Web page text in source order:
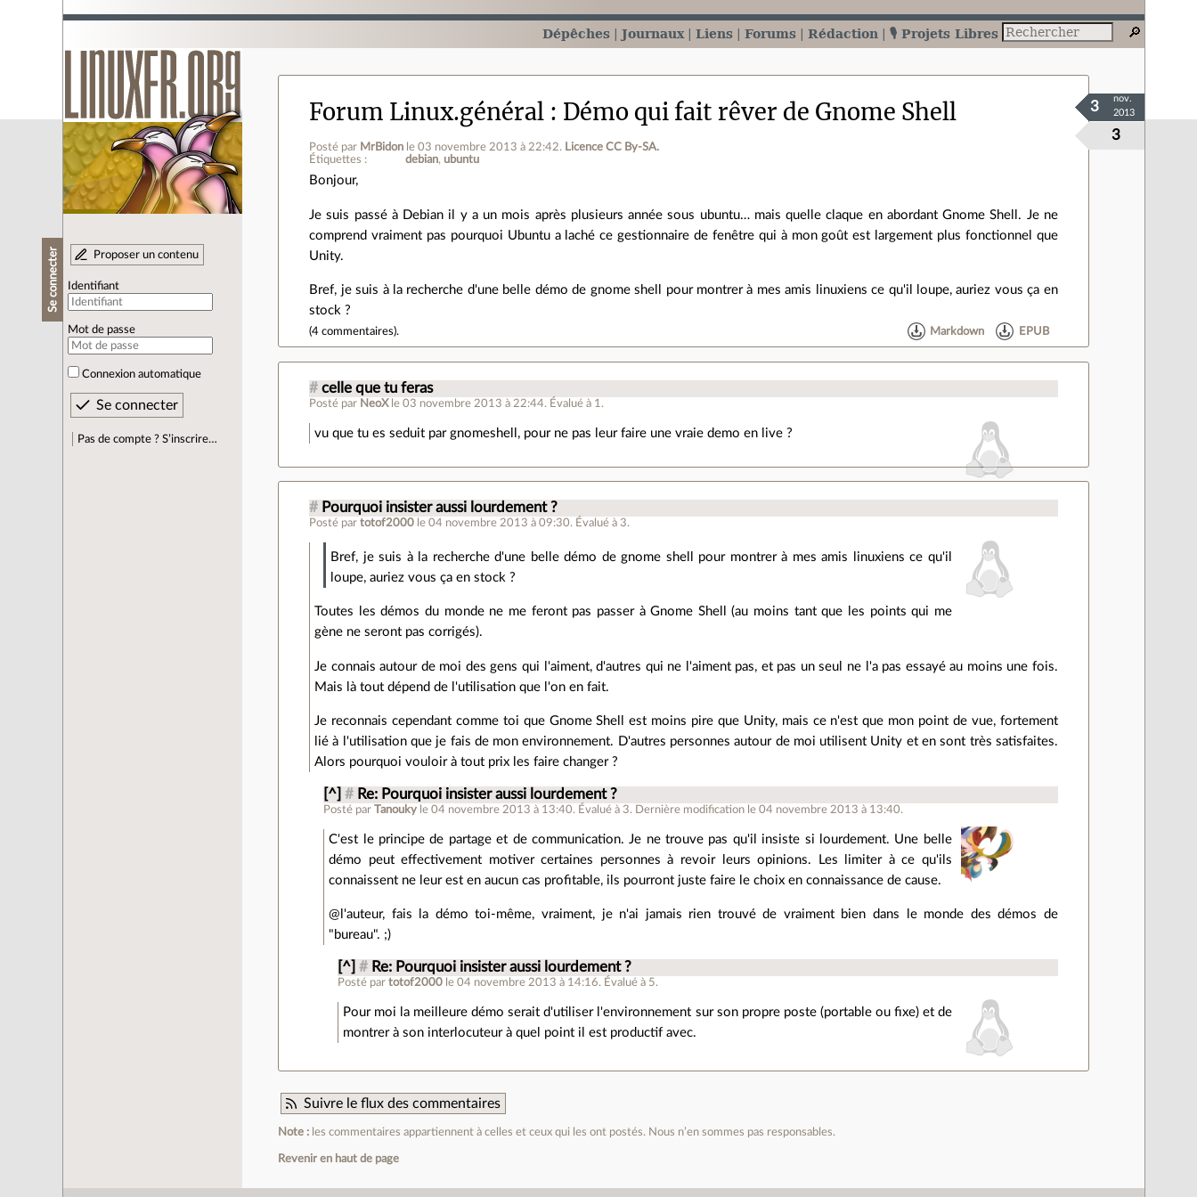
Dépêches Journaux Liens Forums Rédaction 🎙️ Projets Libres
Se connecter Proposer un contenu
Identifiant
Mot de passe
Connexion automatique
Pas de compte ? S’inscrire…
Forum Linux.général Démo qui fait rêver de Gnome Shell
Posté par MrBidon le 03 novembre 2013 à 22:42. Licence CC By‑SA.
Étiquettes :
debian ubuntu
3
3
nov.
2013
Bonjour,
Je suis passé à Debian il y a un mois après plusieurs année sous ubuntu… mais quelle claque en abordant Gnome Shell. Je ne
comprend vraiment pas pourquoi Ubuntu a laché ce gestionnaire de fenêtre qui à mon goût est largement plus fonctionnel que
Unity.
Bref, je suis à la recherche d'une belle démo de gnome shell pour montrer à mes amis linuxiens ce qu'il loupe, auriez vous ça en
stock ?
(4 commentaires). Markdown EPUB
# celle que tu feras
Posté par NeoX le 03 novembre 2013 à 22:44. Évalué à 1 .
vu que tu es seduit par gnomeshell, pour ne pas leur faire une vraie demo en live ?
# Pourquoi insister aussi lourdement ?
Posté partotof2000 le 04 novembre 2013 à 09:30. Évalué à 3.
Bref, je suis à la recherche d'une belle démo de gnome shell pour montrer à mes amis linuxiens ce qu'il
loupe, auriez vous ça en stock ?
Toutes les démos du monde ne me feront pas passer à Gnome Shell (au moins tant que les points qui me
gène ne seront pas corrigés).
Je connais autour de moi des gens qui l'aiment, d'autres qui ne l'aiment pas, et pas un seul ne l'a pas essayé au moins une fois.
Mais là tout dépend de l'utilisation que l'on en fait.
Je reconnais cependant comme toi que Gnome Shell est moins pire que Unity, mais ce n'est que mon point de vue, fortement
lié à l'utilisation que je fais de mon environnement. D'autres personnes autour de moi utilisent Unity et en sont très satisfaites.
Alors pourquoi vouloir à tout prix les faire changer ?
[^] # Re: Pourquoi insister aussi lourdement ?
Posté parTanouky le 04 novembre 2013 à 13:40. Évalué à 3. Dernière modification le 04 novembre 2013 à 13:40.
C'est le principe de partage et de communication. Je ne trouve pas qu'il insiste si lourdement. Une belle
démo peut effectivement motiver certaines personnes à revoir leurs opinions. Les limiter à ce qu'ils
connaissent ne leur est en aucun cas profitable, ils pourront juste faire le choix en connaissance de cause.
@l'auteur, fais la démo toi-même, vraiment, je n'ai jamais rien trouvé de vraiment bien dans le monde des démos de
"bureau". ;)
[^] # Re: Pourquoi insister aussi lourdement ?
Posté partotof2000 le 04 novembre 2013 à 14:16. Évalué à 5.
Pour moi la meilleure démo serait d'utiliser l'environnement sur son propre poste (portable ou fixe) et de
montrer à son interlocuteur à quel point il est productif avec.
Suivre le flux des commentaires
Note : les commentaires appartiennent à celles et ceux qui les ont postés. Nous n’en sommes pas responsables.
Revenir en haut de page